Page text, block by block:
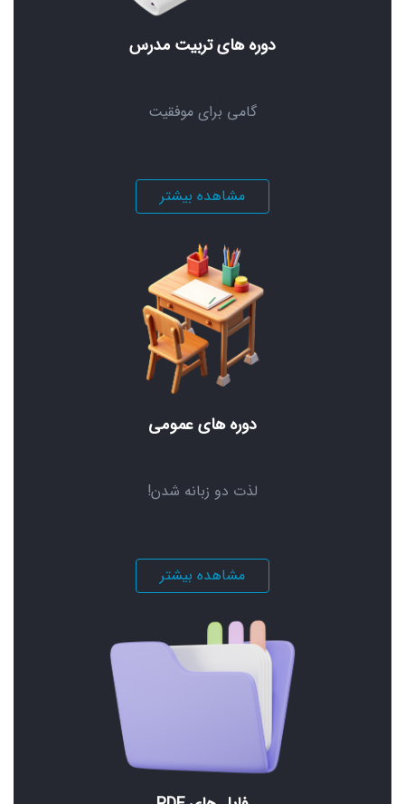
دوره های تربیت مدرس
گامی برای موفقیت
مشاهده بیشتر
دوره های عمومی
لذت دو زبانه شدن!
مشاهده بیشتر